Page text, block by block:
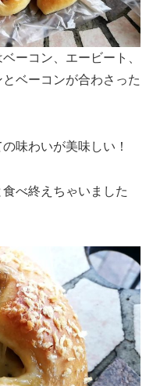
ーコン、エービート、
ベーコンが合わさった
味わいが美味しい！
べ終えちゃいました